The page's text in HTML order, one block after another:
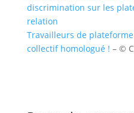
discrimination sur les
relation
Travailleurs de
collectif homologué ! – ©